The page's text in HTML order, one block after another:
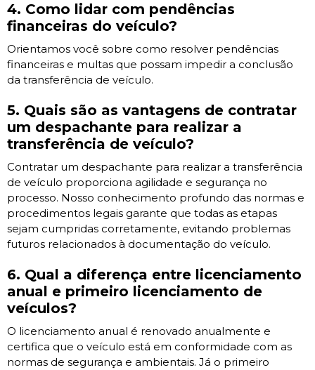
4. Como lidar com pendências
financeiras do veículo?
Orientamos você sobre como resolver pendências
financeiras e multas que possam impedir a conclusão
da transferência de veículo.
5. Quais são as vantagens de contratar
um despachante para realizar a
transferência de veículo?
Contratar um despachante para realizar a transferência
de veículo proporciona agilidade e segurança no
processo. Nosso conhecimento profundo das normas e
procedimentos legais garante que todas as etapas
sejam cumpridas corretamente, evitando problemas
futuros relacionados à documentação do veículo.
6. Qual a diferença entre licenciamento
anual e primeiro licenciamento de
veículos?
O licenciamento anual é renovado anualmente e
certifica que o veículo está em conformidade com as
normas de segurança e ambientais. Já o primeiro